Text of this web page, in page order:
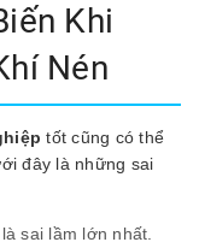
Khi
Nén
tốt cũng có thể
đây là những sai
sai lầm lớn nhất.